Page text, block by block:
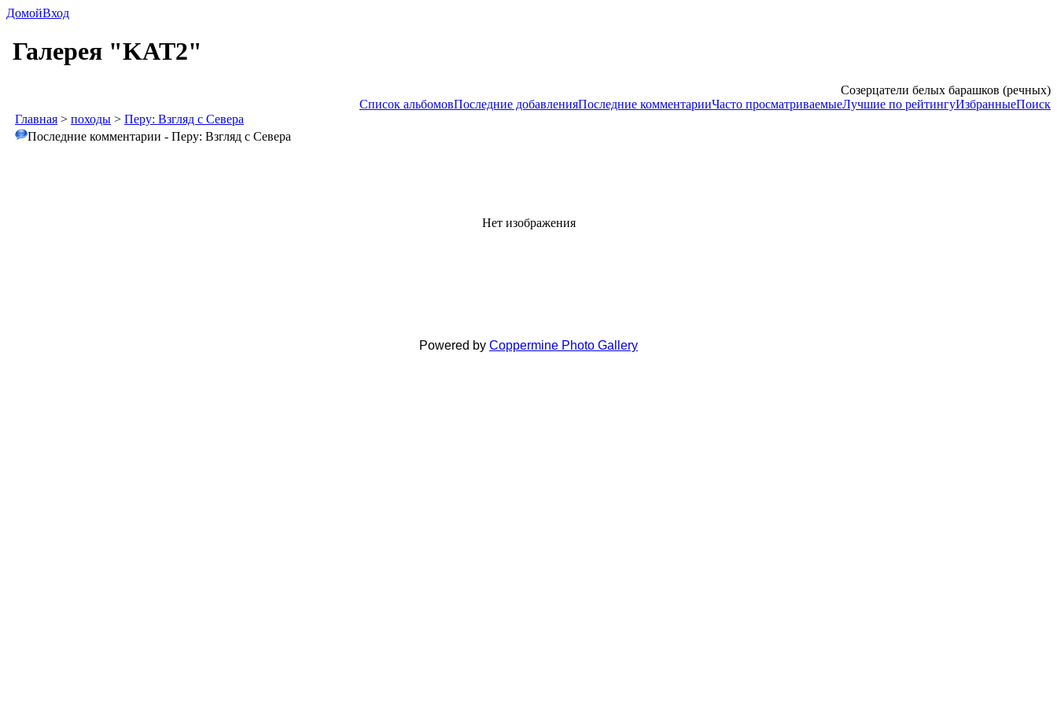
ДомойВход
Галерея "KAT2"
Созерцатели белых барашков (речных)
Список альбомовПоследние добавленияПоследние комментарииЧасто просматриваемыеЛучшие по рейтингуИзбранныеПоиск
Главная > походы > Перу: Взгляд с Севера
Последние комментарии - Перу: Взгляд с Севера
Нет изображения
Powered by Coppermine Photo Gallery